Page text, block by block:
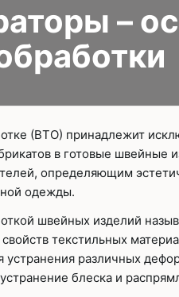
стежка
Машины с П-образной
стежка
Мешкозашивочные
–
(ВТО) принадлежит
в готовые швейные
определяющим
одежды.
швейных изделий
текстильных
устранения различных
блеска и